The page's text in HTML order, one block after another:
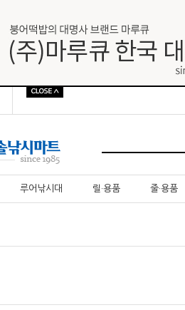
루어낚시대 릴·용품 줄·용품